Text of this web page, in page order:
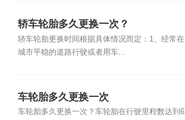
轿车轮胎多久更换一次？
轿车轮胎更换时间根据具体情况而定：1、经常在
城市平稳的道路行驶或者用车...
车轮胎多久更换一次
车轮胎多久更换一次？车轮胎在行驶里程数达到6